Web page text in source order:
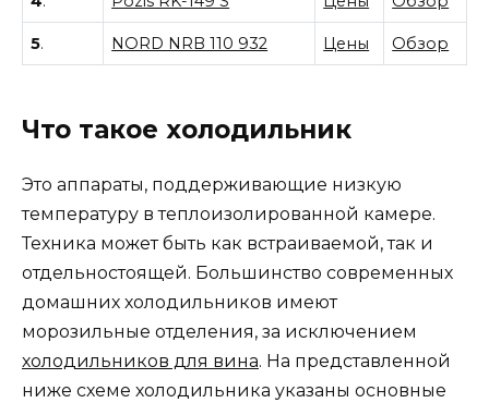
5. NORD NRB 110 932 Цены Обзор
Что такое холодильник
Это аппараты, поддерживающие низкую
температуру в теплоизолированной камере.
Техника может быть как встраиваемой, так и
отдельностоящей. Большинство современных
домашних холодильников имеют
морозильные отделения, за исключением
холодильников для вина. На представленной
ниже схеме холодильника указаны основные